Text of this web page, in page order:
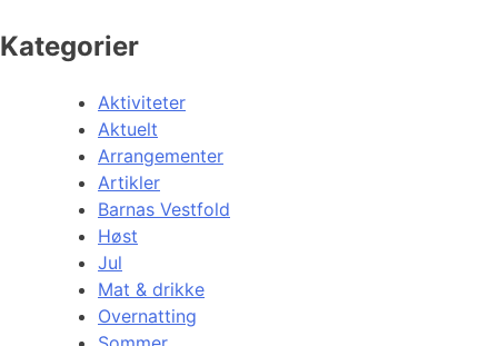
Kategorier
Aktiviteter
Aktuelt
Arrangementer
Artikler
Barnas Vestfold
Høst
Jul
Mat & drikke
Overnatting